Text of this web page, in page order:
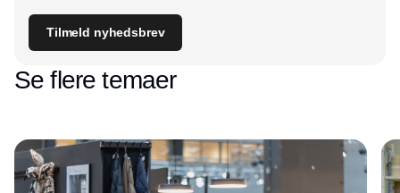
Tilmeld nyhedsbrev
Se flere temaer